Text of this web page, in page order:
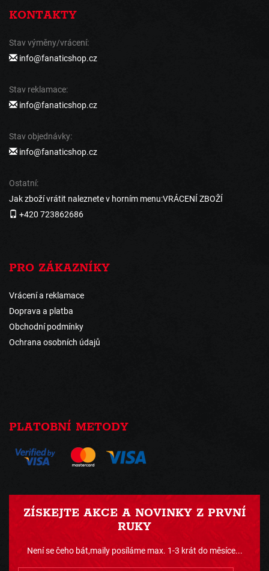
KONTAKTY
Stav výměny/vrácení:
info@fanaticshop.cz
Stav reklamace:
info@fanaticshop.cz
Stav objednávky:
info@fanaticshop.cz
Ostatní:
Jak zboží vrátit naleznete v horním menu:VRÁCENÍ ZBOŽÍ
+420 723862686
PRO ZÁKAZNÍKY
Vrácení a reklamace
Doprava a platba
Obchodní podmínky
Ochrana osobních údajů
PLATOBNÍ METODY
ZÍSKEJTE AKCE A NOVINKY Z PRVNÍ
RUKY
Není se čeho bát,maily posíláme max. 1-3 krát do měsíce...